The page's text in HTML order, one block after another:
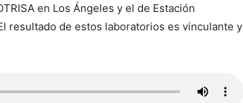
en Los Ángeles y el de Estación
resultado de estos laboratorios es vinculante y